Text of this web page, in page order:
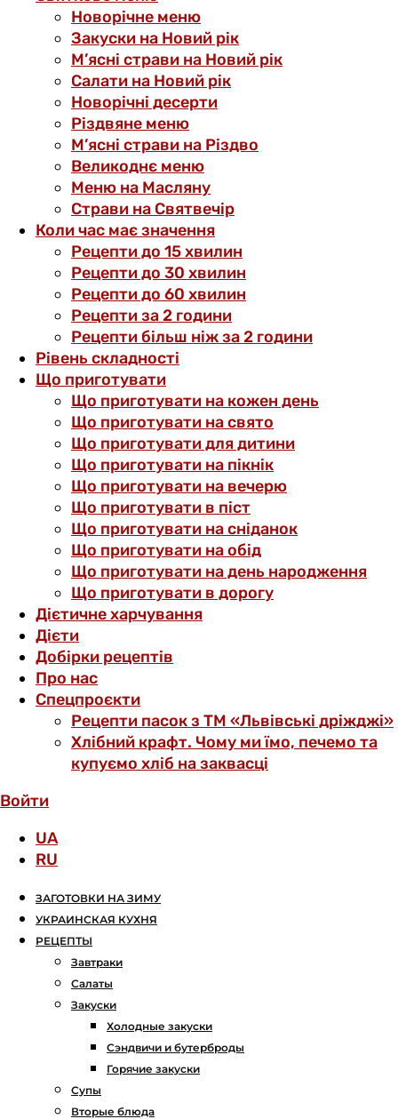
Новорічне меню
Закуски на Новий рік
М’ясні страви на Новий рік
Салати на Новий рік
Новорічні десерти
Різдвяне меню
М’ясні страви на Різдво
Великоднє меню
Меню на Масляну
Страви на Святвечір
Коли час має значення
Рецепти до 15 хвилин
Рецепти до 30 хвилин
Рецепти до 60 хвилин
Рецепти за 2 години
Рецепти більш ніж за 2 години
Рівень складності
Що приготувати
Що приготувати на кожен день
Що приготувати на свято
Що приготувати для дитини
Що приготувати на пікнік
Що приготувати на вечерю
Що приготувати в піст
Що приготувати на сніданок
Що приготувати на обід
Що приготувати на день народження
Що приготувати в дорогу
Дієтичне харчування
Дієти
Добірки рецептів
Про нас
Спецпроєкти
Рецепти пасок з ТМ «Львівські дріжджі»
Хлібний крафт. Чому ми їмо, печемо та
купуємо хліб на заквасці
Войти
UA
RU
ЗАГОТОВКИ НА ЗИМУ
УКРАИНСКАЯ КУХНЯ
РЕЦЕПТЫ
Завтраки
Салаты
Закуски
Холодные закуски
Сэндвичи и бутерброды
Горячие закуски
Супы
Вторые блюда